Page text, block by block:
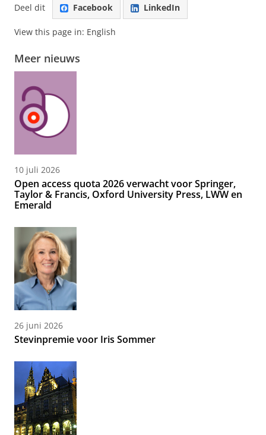
Deel dit Facebook LinkedIn
View this page in: English
Meer nieuws
10 juli 2026
Open access quota 2026 verwacht voor Springer,
Taylor & Francis, Oxford University Press, LWW en
Emerald
26 juni 2026
Stevinpremie voor Iris Sommer